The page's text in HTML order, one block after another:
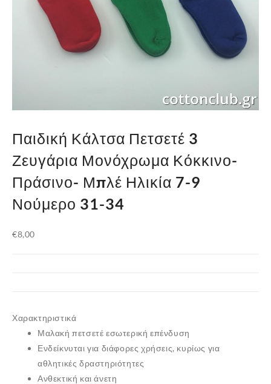
Παιδική Κάλτσα Πετσετέ 3
Ζευγάρια Μονόχρωμα Κόκκινο-
Πράσινο- Μπλέ Ηλικία 7-9
Νούμερο 31-34
€8,00
Χαρακτηριστικά
Μαλακή πετσετέ εσωτερική επένδυση
Ενδείκνυται για διάφορες χρήσεις, κυρίως για
αθλητικές δραστηριότητες
Ανθεκτική και άνετη